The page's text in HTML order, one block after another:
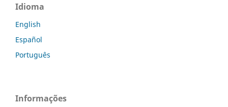
Idioma
English
Español
Português
Informações